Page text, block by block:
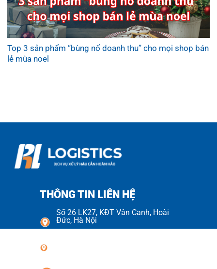
Top 3 sản phẩm “bùng nổ doanh thu” cho mọi shop bán
lẻ mùa noel
THÔNG TIN LIÊN HỆ
Số 26 LK27, KĐT Vân Canh, Hoài
Đức, Hà Nội